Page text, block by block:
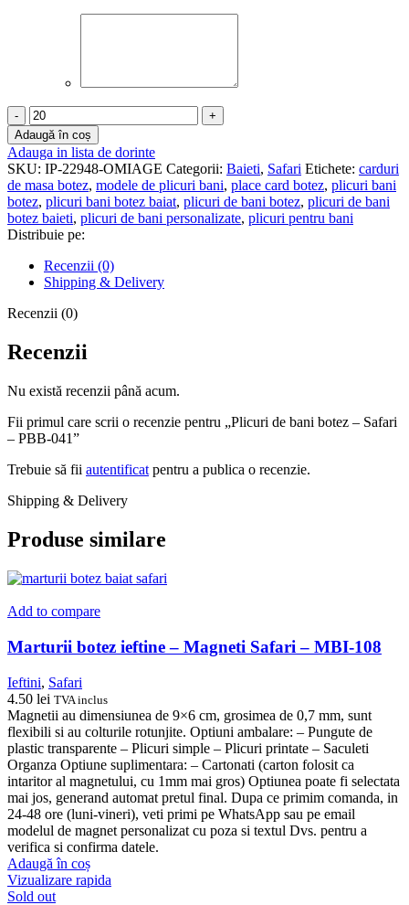
Cantitate
Plicuri
de
bani
botez
-
Safari
-
041
Adaugă în coș
Adauga in lista de dorinte
SKU: IP-22948-OMIAGE Categorii: Baieti, Safari Etichete: carduri
de masa botez, modele de plicuri bani, place card botez, plicuri bani
botez, plicuri bani botez baiat, plicuri de bani botez, plicuri de bani
botez baieti, plicuri de bani personalizate, plicuri pentru bani
Distribuie pe:
Recenzii (0)
Shipping & Delivery
Recenzii (0)
Recenzii
Nu există recenzii până acum.
Fii primul care scrii o recenzie pentru „Plicuri de bani botez – Safari
– PBB-041”
Trebuie să fii autentificat pentru a publica o recenzie.
Shipping & Delivery
Produse similare
Add to compare
Marturii botez ieftine – Magneti Safari – MBI-108
Ieftini, Safari
4.50 lei TVA inclus
Magnetii au dimensiunea de 9×6 cm, grosimea de 0,7 mm, sunt
flexibili si au colturile rotunjite. Optiuni ambalare: – Pungute de
plastic transparente – Plicuri simple – Plicuri printate – Saculeti
Organza Optiune suplimentara: – Cartonati (carton folosit ca
intaritor al magnetului, cu 1mm mai gros) Optiunea poate fi selectata
mai jos, generand automat pretul final. Dupa ce primim comanda, in
24-48 ore (luni-vineri), veti primi pe WhatsApp sau pe email
modelul de magnet personalizat cu poza si textul Dvs. pentru a
verifica si confirma datele.
Adaugă în coș
Vizualizare rapida
Sold out